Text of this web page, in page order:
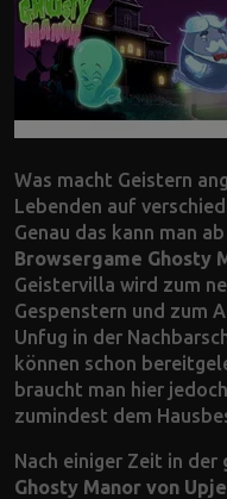
Was macht Geistern
Lebenden auf
Genau das kann man
Browsergame Ghosty
Geistervilla wird zum
Gespenstern und zum
Unfug in der
können schon
braucht man hier
zumindest dem
Nach einiger Zeit in der
Ghosty Manor von